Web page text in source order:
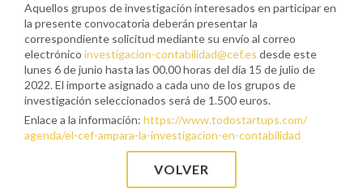
Aquellos grupos de investigación interesados en participar en
la presente convocatoria deberán presentar la
correspondiente solicitud mediante su envío al correo
electrónico investigacion-contabilidad@cef.es desde este
lunes 6 de junio hasta las 00.00 horas del día 15 de julio de
2022. El importe asignado a cada uno de los grupos de
investigación seleccionados será de 1.500 euros.
Enlace a la información: https://www.todostartups.com/
agenda/el-cef-ampara-la-investigacion-en-contabilidad
VOLVER